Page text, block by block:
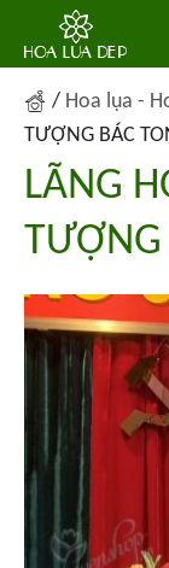
/ Hoa lụa -
TƯỢNG BÁC
LÃNG
TƯỢNG